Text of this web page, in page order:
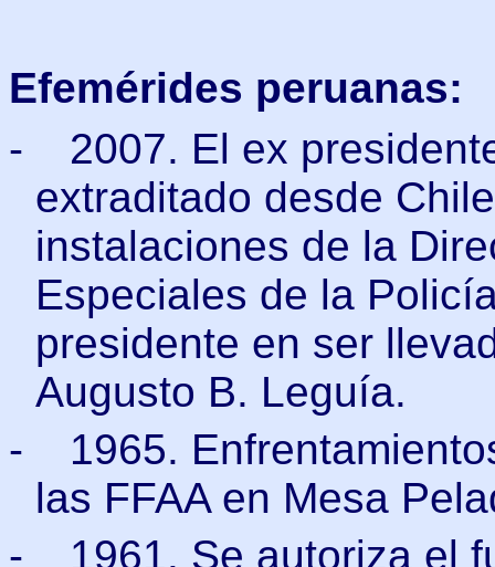
Efemérides peruanas:
-
2007. El ex
extraditado desde
instalaciones de la
Especiales de la
presidente en ser
Augusto B. Leguía.
-
1965.
las FFAA en Mesa
-
1961. Se autoriza el